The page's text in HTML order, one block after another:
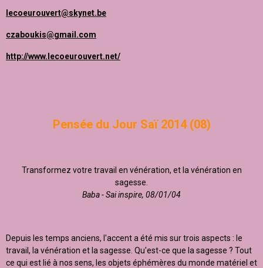
lecoeurouvert@skynet.be
czaboukis@gmail.com
http://www.lecoeurouvert.net/
Pensée du Jour Saï 2014 (08)
Transformez votre travail en vénération, et la vénération en
sagesse.
Baba - Sai inspire, 08/01/04
Depuis les temps anciens, l'accent a été mis sur trois aspects : le
travail, la vénération et la sagesse. Qu'est-ce que la sagesse ? Tout
ce qui est lié à nos sens, les objets éphémères du monde matériel et